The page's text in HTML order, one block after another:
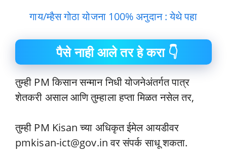
गाय/म्हैस गोठा योजना 100% अनुदान : येथे पहा
पैसे नाही आले तर हे करा 👇
तुम्ही PM किसान सन्मान निधी योजनेअंतर्गत पात्र
शेतकरी असाल आणि तुम्हाला हप्ता मिळत नसेल तर,
तुम्ही PM Kisan च्या अधिकृत ईमेल आयडीवर
pmkisan-ict@gov.in वर संपर्क साधू शकता.